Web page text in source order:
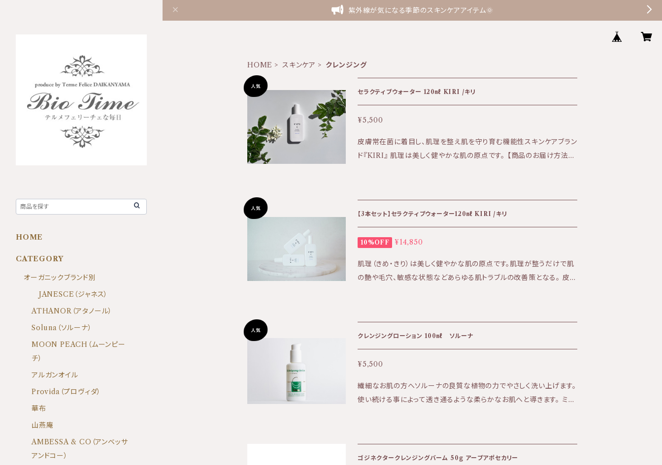
紫外線が気になる季節のスキンケアアイテム🌞
HOME スキンケア クレンジング
セラクティブウォーター 120㎖ KIRI /キリ
¥5,500
皮膚常在菌に着目し、肌理を整え肌を守り育む機能性スキンケアブラン
ド『KIRI』 肌理は美しく健やかな肌の原点です。 【商品のお届け方法に
商品購入時にオプションとして選択ください。 ※3本まではゆうパケット
ます。 KIRI公式ホームページはこちら⇩ https://kiri-skin-japan.j
gories/4002042
【3本セット】セラクティブウォーター120㎖ KIRI /キリ
10%OFF ¥14,850
肌理（きめ・きり）は美しく健やかな肌の原点です。肌理が整うだけで肌
の艶や毛穴、敏感な状態などあらゆる肌トラブルの改善策となる。 皮膚
おります。 商品購入時にオプションとして選択ください。 ※ポスト投函
ちら⇩ https://biotime.thebase.in/categories/4002042 KIRI公
クレンジングローション 100㎖ ソルーナ
¥5,500
繊細なお肌の方へソルーナの良質な植物の力でやさしく洗い上げます。
使い続ける事によって透き通るような柔らかなお肌へと導きます。 ミル
めらかなミルクタイプ 〈全成分〉 水、ヘーゼルナッツ油、エタノール、マ
ゴジネクタークレンジングバーム 50ｇ アーブアポセカリー
HOME
CATEGORY
オーガニックブランド別
JANESCE（ジャネス）
ATHANOR（アタノール）
Soluna（ソルーナ）
MOON PEACH（ムーンピー
チ）
アルガンオイル
Provida（プロヴィダ）
華布
山燕庵
AMBESSA & CO（アンベッサ
アンドコー）